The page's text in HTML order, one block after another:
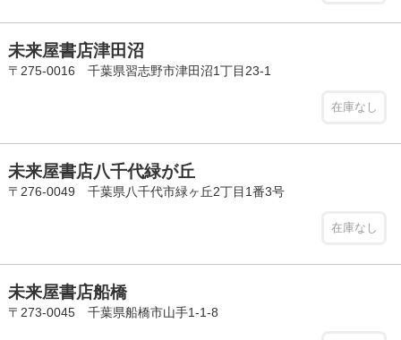
未来屋書店津田沼
〒275-0016 千葉県習志野市津田沼1丁目23-1
在庫なし
未来屋書店八千代緑が丘
〒276-0049 千葉県八千代市緑ヶ丘2丁目1番3号
在庫なし
未来屋書店船橋
〒273-0045 千葉県船橋市山手1-1-8